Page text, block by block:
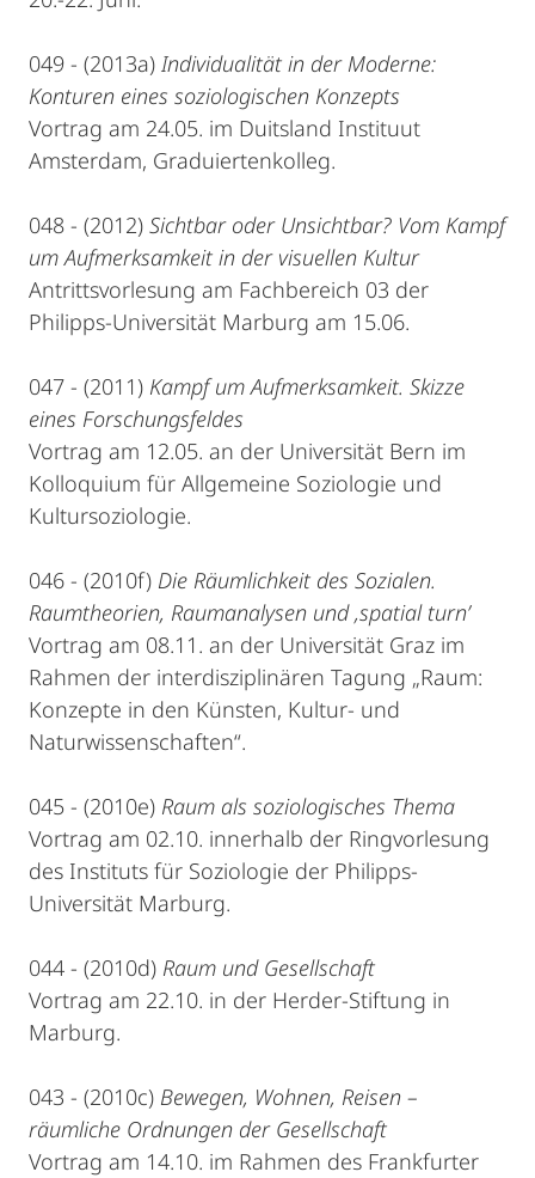
049 - (2013a) Individualität in der Moderne:
Konturen eines soziologischen Konzepts
Vortrag am 24.05. im Duitsland Instituut
Amsterdam, Graduiertenkolleg.
048 - (2012) Sichtbar oder Unsichtbar? Vom Kampf
um Aufmerksamkeit in der visuellen Kultur
Antrittsvorlesung am Fachbereich 03 der
Philipps-Universität Marburg am 15.06.
047 - (2011) Kampf um Aufmerksamkeit. Skizze
eines Forschungsfeldes
Vortrag am 12.05. an der Universität Bern im
Kolloquium für Allgemeine Soziologie und
Kultursoziologie.
046 - (2010f) Die Räumlichkeit des Sozialen.
Raumtheorien, Raumanalysen und ‚spatial turn’
Vortrag am 08.11. an der Universität Graz im
Rahmen der interdisziplinären Tagung „Raum:
Konzepte in den Künsten, Kultur- und
Naturwissenschaften“.
045 - (2010e) Raum als soziologisches Thema
Vortrag am 02.10. innerhalb der Ringvorlesung
des Instituts für Soziologie der Philipps-
Universität Marburg.
044 - (2010d) Raum und Gesellschaft
Vortrag am 22.10. in der Herder-Stiftung in
Marburg.
043 - (2010c) Bewegen, Wohnen, Reisen –
räumliche Ordnungen der Gesellschaft
Vortrag am 14.10. im Rahmen des Frankfurter